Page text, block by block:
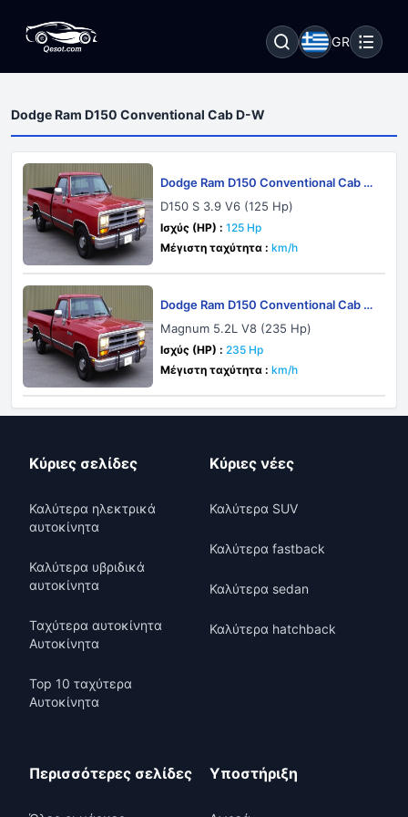
GR
Dodge Ram D150 Conventional Cab D-W
Dodge Ram D150 Conventional Cab D-
W 1990
D150 S 3.9 V6 (125 Hp)
Ισχύς (HP) : 125 Hp
Μέγιστη ταχύτητα : km/h
Dodge Ram D150 Conventional Cab D-
W 1992
Magnum 5.2L V8 (235 Hp)
Ισχύς (HP) : 235 Hp
Μέγιστη ταχύτητα : km/h
Κύριες σελίδες
Καλύτερα ηλεκτρικά
αυτοκίνητα
Καλύτερα υβριδικά
αυτοκίνητα
Ταχύτερα αυτοκίνητα
Αυτοκίνητα
Top 10 ταχύτερα
Αυτοκίνητα
Κύριες νέες
Καλύτερα SUV
Καλύτερα fastback
Καλύτερα sedan
Καλύτερα hatchback
Περισσότερες σελίδες Υποστήριξη